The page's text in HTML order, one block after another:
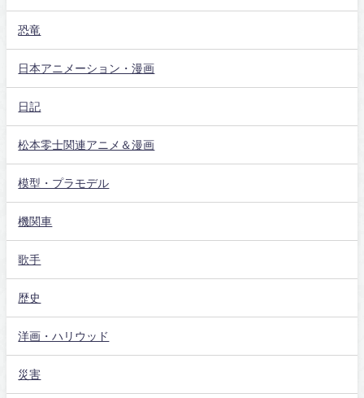
恐竜
日本アニメーション・漫画
日記
松本零士関連アニメ＆漫画
模型・プラモデル
機関車
歌手
歴史
洋画・ハリウッド
災害